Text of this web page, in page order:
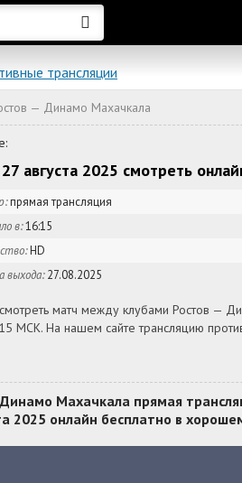
трансляции
— Динамо Махачкала
августа 2025 смотреть
прямая трансляция
в:16:15
HD
выхода:27.08.2025
матч между клубами Ростов —
МСК. На нашем сайте трансляцию
Махачкала прямая
2025 онлайн бесплатно в